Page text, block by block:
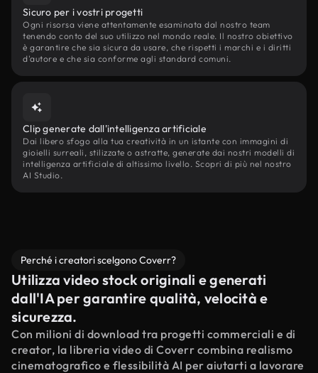
Sicuro per i vostri progetti
Ogni risorsa viene attentamente esaminata dal nostro team
tenendo conto del suo utilizzo nel mondo reale. Il nostro obiettivo
è garantire che sia sicura da usare, che rispetti i marchi e i diritti
d'autore e che sia conforme agli standard comuni.
Clip generate dall'intelligenza artificiale
Dai libero sfogo alla tua creatività in un istante con immagini di
gioielli surreali, stilizzate o astratte, generate dai nostri modelli di
intelligenza artificiale di altissimo livello. Scopri di più nel nostro
AI Studio.
Perché i creatori scelgono Coverr?
Utilizza video stock originali e generati
dall'IA per garantire qualità, velocità e
sicurezza.
Con milioni di download tra progetti commerciali e di
creator, la libreria video di Coverr combina realismo
cinematografico e flessibilità AI per aiutarti a lavorare